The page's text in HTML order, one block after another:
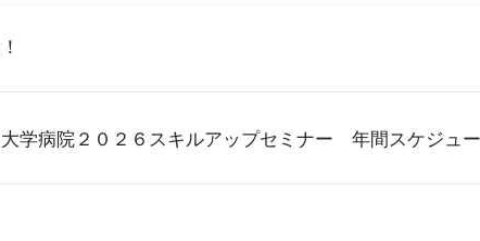
大学病院２０２６スキルアップセミナー 年間スケジュ